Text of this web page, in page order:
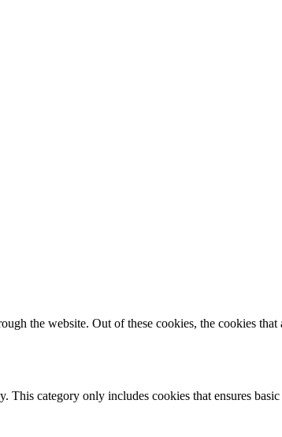
the website. Out of these cookies, the cookies that
This category only includes cookies that ensures